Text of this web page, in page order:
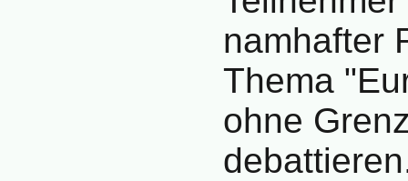
namhafter
Thema
ohne